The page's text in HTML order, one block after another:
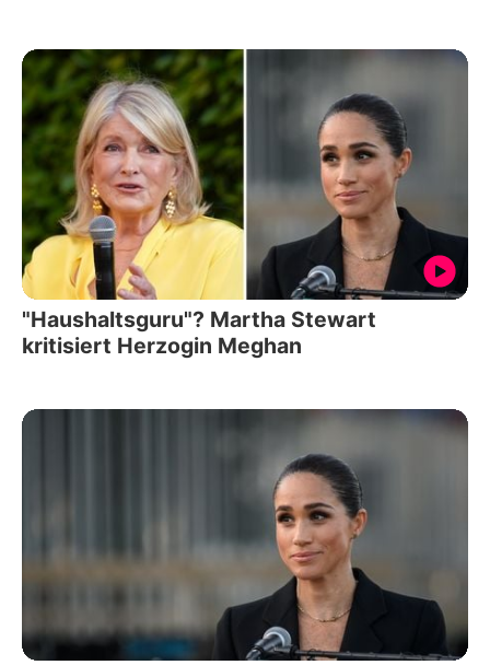
"Haushaltsguru"? Martha Stewart
kritisiert Herzogin Meghan